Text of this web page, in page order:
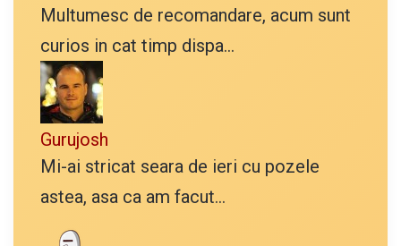
Multumesc de recomandare, acum sunt
curios in cat timp dispa...
Gurujosh
Mi-ai stricat seara de ieri cu pozele
astea, asa ca am facut...